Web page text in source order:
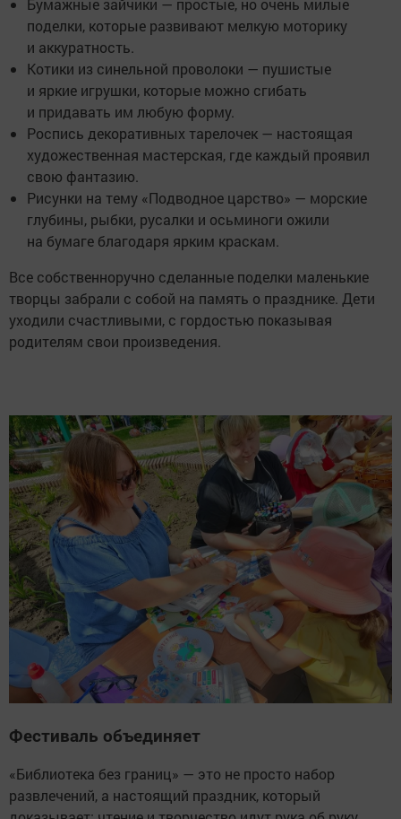
Бумажные зайчики — простые, но очень милые
поделки, которые развивают мелкую моторику
и аккуратность.
Котики из синельной проволоки — пушистые
и яркие игрушки, которые можно сгибать
и придавать им любую форму.
Роспись декоративных тарелочек — настоящая
художественная мастерская, где каждый проявил
свою фантазию.
Рисунки на тему «Подводное царство» — морские
глубины, рыбки, русалки и осьминоги ожили
на бумаге благодаря ярким краскам.
Все собственноручно сделанные поделки маленькие
творцы забрали с собой на память о празднике. Дети
уходили счастливыми, с гордостью показывая
родителям свои произведения.
Фестиваль объединяет
«Библиотека без границ» — это не просто набор
развлечений, а настоящий праздник, который